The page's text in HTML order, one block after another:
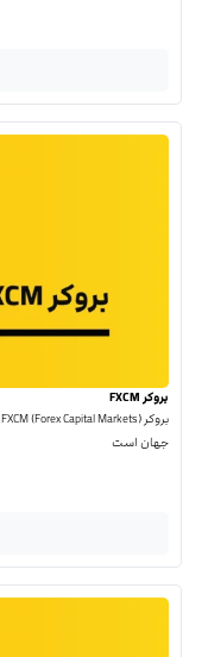
بروکر FXCM
جهان است